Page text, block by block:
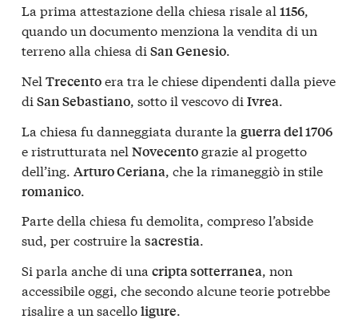
La prima attestazione della chiesa risale al 1156,
quando un documento menziona la vendita di un
terreno alla chiesa di San Genesio.
Nel Trecentoera tra le chiese dipendenti dalla pieve
di San Sebastiano, sotto il vescovo di Ivrea.
La chiesa fu danneggiata durante la guerra del 1706
e ristrutturata nel Novecento grazie al progetto
dell’ing. Arturo Ceriana , che la rimaneggiò in stile
romanico
Parte della chiesa fu demolita, compreso l’abside
sud, per costruire la sacrestia.
Si parla anche di una cripta sotterranea, non
accessibile oggi, che secondo alcune teorie potrebbe
risalire a un sacelloligure.